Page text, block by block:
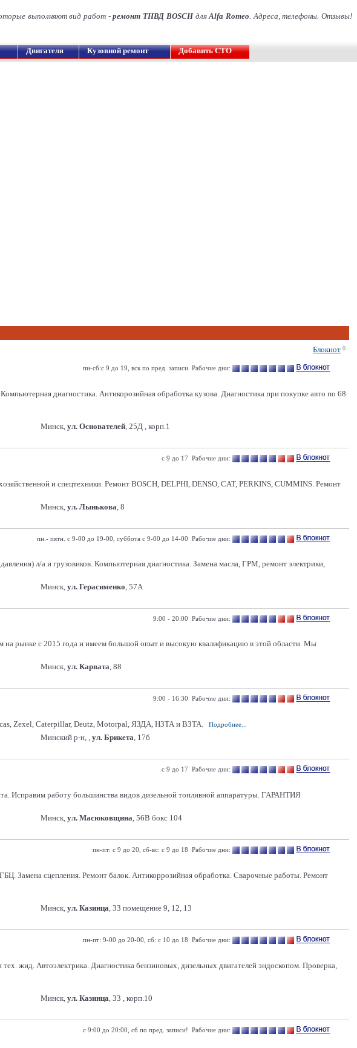
выполняют вид работ -ремонт ТНВД BOSCHдляAlfa Romeo. Адреса, телефоны. Отзывы!
Двигателя Кузовной ремонт Добавить СТО
Блокнот 0
пн-сб:с 9 до 19, вск по пред. записи Рабочие дни:
диагностика. Антикорозийная обработка кузова. Диагностика при покупке авто по 68
Минск, ул. Основателей, 25Д , корп.1
с 9 до 17 Рабочие дни:
и спецтехники. Ремонт BOSCH, DELPHI, DENSO, CAT, PERKINS, CUMMINS. Ремонт
Минск, ул. Лынькова, 8
пн.- пятн. с 9-00 до 19-00, суббота с 9-00 до 14-00 Рабочие дни:
л/а и грузовиков. Компьютерная диагностика. Замена масла, ГРМ, ремонт электрики,
Минск, ул. Герасименко, 57А
9:00 - 20:00 Рабочие дни:
рынке с 2015 года и имеем большой опыт и высокую квалификацию в этой области. Мы
Минск, ул. Карвата, 88
9:00 - 16:30 Рабочие дни:
Zexel, Caterpillar, Deutz, Motorpal, ЯЗДА, НЗТА и ВЗТА.
Подробнее...
Минский р-н, , ул. Брикета, 17б
с 9 до 17 Рабочие дни:
работу большинства видов дизельной топливной аппаратуры. ГАРАНТИЯ
Минск, ул. Масюковщина, 56В бокс 104
пн-пт: с 9 до 20, сб-вс: с 9 до 18 Рабочие дни:
Замена сцепления. Ремонт балок. Антикоррозийная обработка. Сварочные работы. Ремонт
Минск, ул. Казинца, 33 помещение 9, 12, 13
пн-пт: 9-00 до 20-00, сб: с 10 до 18 Рабочие дни:
жид. Автоэлектрика. Диагностика бензиновых, дизельных двигателей эндоскопом. Проверка,
Минск, ул. Казинца, 33 , корп.10
с 9:00 до 20:00, сб по пред. записи! Рабочие дни: